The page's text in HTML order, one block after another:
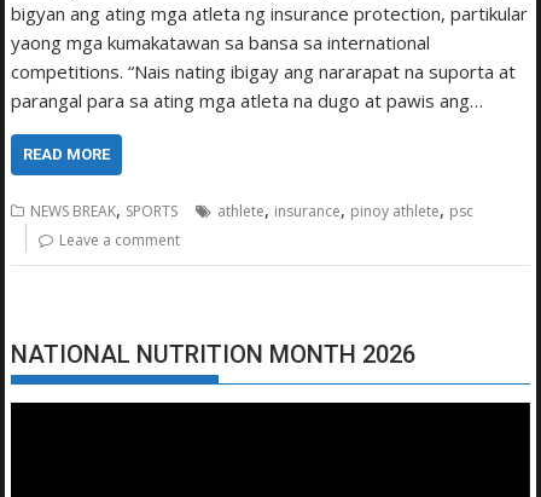
bigyan ang ating mga atleta ng insurance protection, partikular
yaong mga kumakatawan sa bansa sa international
competitions. “Nais nating ibigay ang nararapat na suporta at
parangal para sa ating mga atleta na dugo at pawis ang…
READ MORE
NEWS BREAK, SPORTS athlete, insurance, pinoy athlete, psc
Leave a comment
NATIONAL NUTRITION MONTH 2026